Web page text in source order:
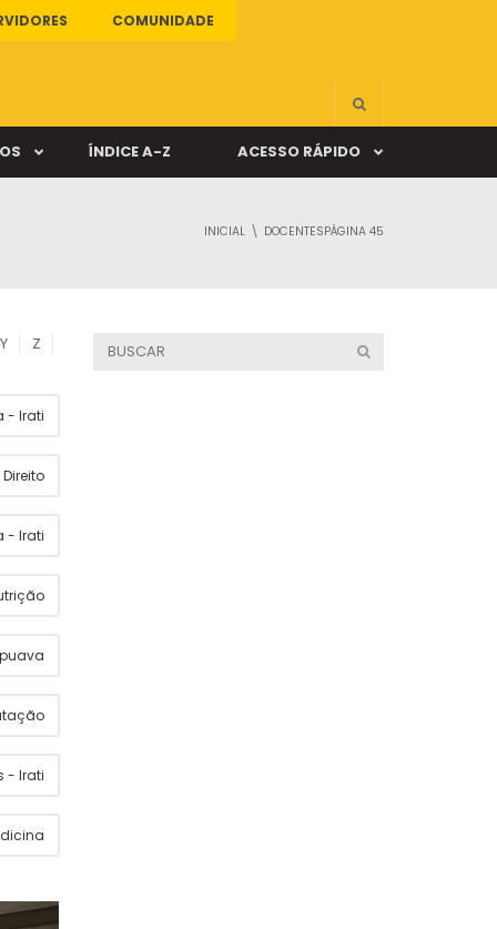
COMUNIDADE
ÍNDICE A-Z ACESSO RÁPIDO
INICIAL DOCENTESPÁGINA 45
Y Z
- Irati
Direito
- Irati
- Irati